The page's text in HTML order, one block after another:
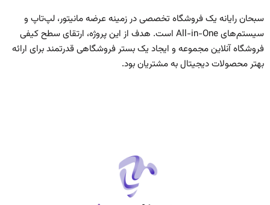
سبحان رایانه یک فروشگاه تخصصی در زمینه عرضه مانیتور، لپ‌تاپ و
سیستم‌های All-in-One است. هدف از این پروژه، ارتقای سطح کیفی
فروشگاه آنلاین مجموعه و ایجاد یک بستر فروشگاهی قدرتمند برای ارائه
بهتر محصولات دیجیتال به مشتریان بود.